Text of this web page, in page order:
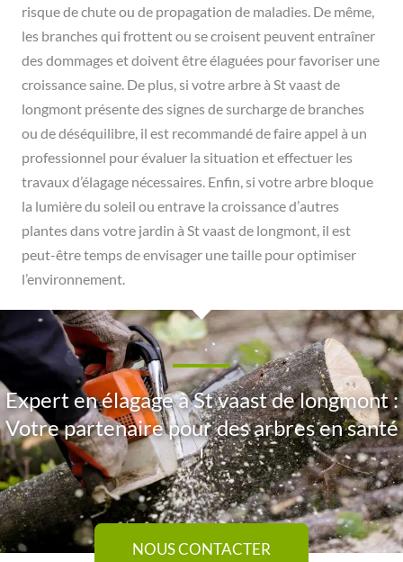
risque de chute ou de propagation de maladies. De même,
les branches qui frottent ou se croisent peuvent entraîner
des dommages et doivent être élaguées pour favoriser une
croissance saine. De plus, si votre arbre à St vaast de
longmont présente des signes de surcharge de branches
ou de déséquilibre, il est recommandé de faire appel à un
professionnel pour évaluer la situation et effectuer les
travaux d’élagage nécessaires. Enfin, si votre arbre bloque
la lumière du soleil ou entrave la croissance d’autres
plantes dans votre jardin à St vaast de longmont, il est
peut-être temps de envisager une taille pour optimiser
l’environnement.
Expert en élagage à St vaast de longmont :
Votre partenaire pour des arbres en santé
!
NOUS CONTACTER